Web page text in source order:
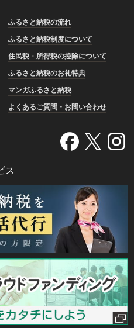
ふるさと納税の流れ
ふるさと納税制度について
住民税・所得税の控除について
ふるさと納税のお礼特典
マンガふるさと納税
よくあるご質問・お問い合わせ
ス